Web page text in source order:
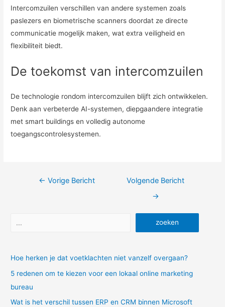
Intercomzuilen verschillen van andere systemen zoals
paslezers en biometrische scanners doordat ze directe
communicatie mogelijk maken, wat extra veiligheid en
flexibiliteit biedt.
De toekomst van intercomzuilen
De technologie rondom intercomzuilen blijft zich ontwikkelen.
Denk aan verbeterde AI-systemen, diepgaandere integratie
met smart buildings en volledig autonome
toegangscontrolesystemen.
Bericht
← Vorige Bericht
Volgende Bericht
→
zoeken
Hoe herken je dat voetklachten niet vanzelf overgaan?
5 redenen om te kiezen voor een lokaal online marketing
bureau
Wat is het verschil tussen ERP en CRM binnen Microsoft